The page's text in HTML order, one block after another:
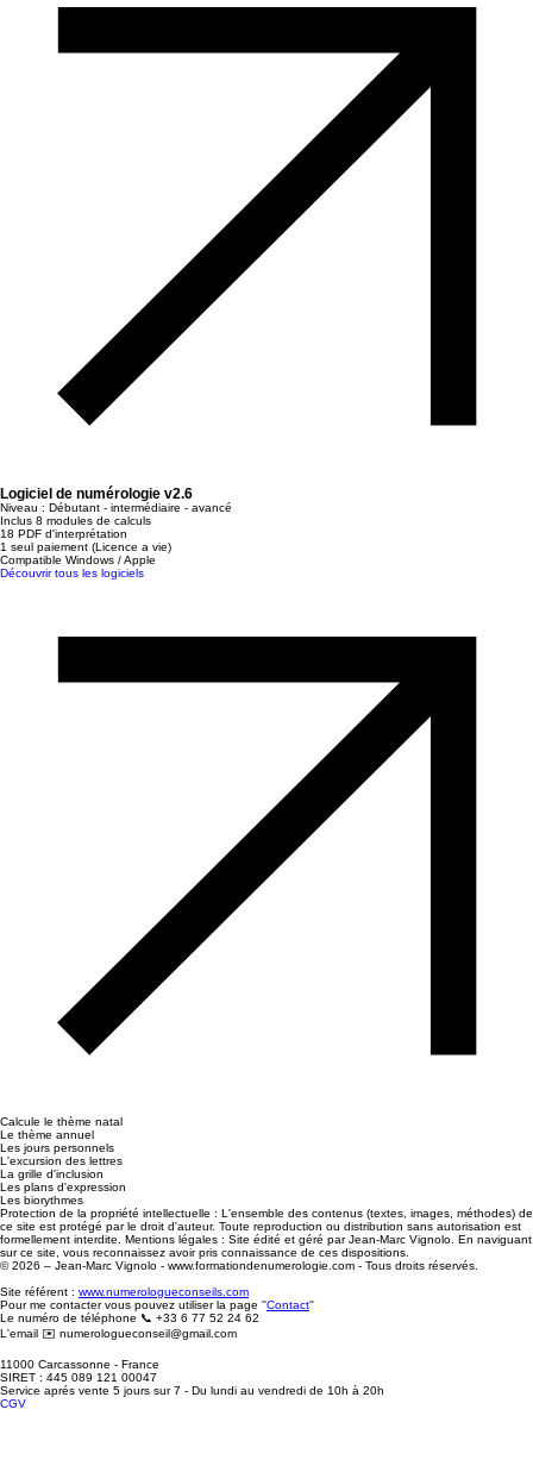
Logiciel de numérologie v2.6
Niveau : Débutant - intermédiaire - avancé
Inclus 8 modules de calculs
18 PDF d'interprétation
1 seul paiement (Licence a vie)
Compatible Windows / Apple
Découvrir tous les logiciels
Calcule le thème natal
Le thème annuel
Les jours personnels
L'excursion des lettres
La grille d'inclusion
Les plans d'expression
Les biorythmes
Protection de la propriété intellectuelle : L'ensemble des contenus (textes, images, méthodes) de
ce site est protégé par le droit d'auteur. Toute reproduction ou distribution sans autorisation est
formellement interdite. Mentions légales : Site édité et géré par Jean-Marc Vignolo. En naviguant
sur ce site, vous reconnaissez avoir pris connaissance de ces dispositions.
© 2026 – Jean-Marc Vignolo - www.formationdenumerologie.com - Tous droits réservés.
Site référent : www.numerologueconseils.com
Pour me contacter vous pouvez utiliser la page ''Contact''
Le numéro de téléphone 📞 +33 6 77 52 24 62
L'email ✉️ numerologueconseil@gmail.com
11000 Carcassonne - France
SIRET : 445 089 121 00047
Service aprés vente 5 jours sur 7 - Du lundi au vendredi de 10h à 20h
CGV